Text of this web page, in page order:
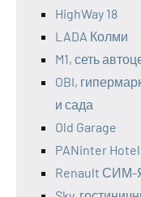
HighWay 18
LADA Колми
M1, сеть
OBI,
и сада
Old Garage
PANinter
Renault СИМ-